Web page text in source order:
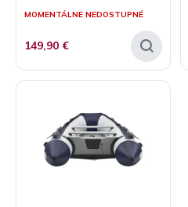
hodnotenie
5,0
5
MOMENTÁLNE NEDOSTUPNÉ
149,90 €